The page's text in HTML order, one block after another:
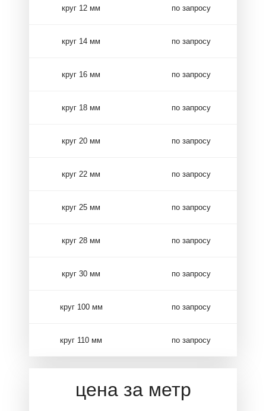
круг 12 мм по запросу
круг 14 мм по запросу
круг 16 мм по запросу
круг 18 мм по запросу
круг 20 мм по запросу
круг 22 мм по запросу
круг 25 мм по запросу
круг 28 мм по запросу
круг 30 мм по запросу
круг 100 мм по запросу
круг 110 мм по запросу
цена за метр